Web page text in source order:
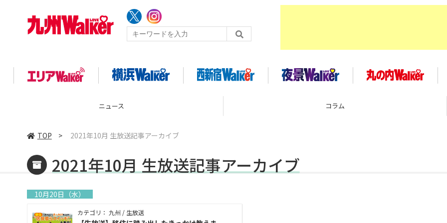
ニュース コラム
TOP > 2021年10月 生放送記事アーカイブ
2021年10月 生放送記事アーカイブ
10月20日（水）
カテゴリ： 九州 / 生放送